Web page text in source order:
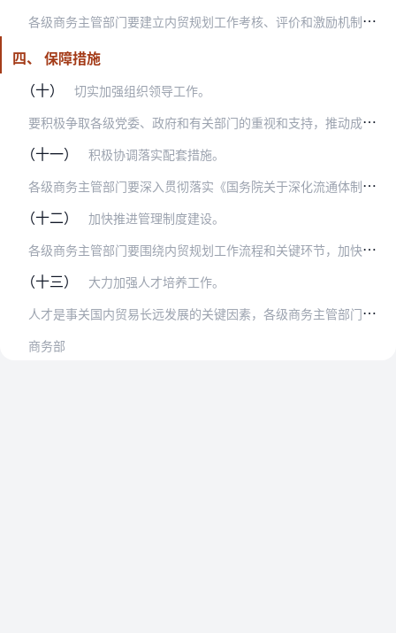
各
级商务主管部门要建立内贸规划工作考核、评价和激励机制，将内贸规划工作纳入工作重点和考评范围，保障规划落到实处。规划制订方面重点考核规划数量、质量和工作进度，规…
四、 保障措施
（十）
切实加强组织领导工作。
要
积极争取各级党委、政府和有关部门的重视和支持，推动成立相关部门参与的内贸规划工作协调领导机构，有条件的地方要争取成立由政府领导兼任组长的内贸规划工作领导小组，…
（十一）
积极协调落实配套措施。
各
级商务主管部门要深入贯彻落实《国务院关于深化流通体制改革加快流通产业发展的意见》（国发〔2012〕39号）等文件确定的政策措施，重点抓好相关规划、土地、财政、…
（十二）
加快推进管理制度建设。
各
级商务主管部门要围绕内贸规划工作流程和关键环节，加快建立健全各项管理制度，包括规划立项审批、社会公众参与、规划衔接协调、专家评审论证、规划公布备案、规划实施监…
（十三）
大力加强人才培养工作。
人
才是事关国内贸易长远发展的关键因素，各级商务主管部门要高度重视人才培养工作。要加快引进和培养一批内贸规划工作的专门人才，充实各级商务主管部门内贸规划工作队伍。…
商务部